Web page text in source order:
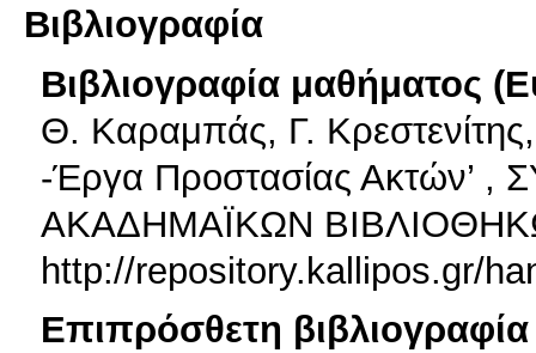
Βιβλιογραφία
Βιβλιογραφία μαθήματος
Θ. Καραμπάς, Γ.
-Έργα Προστασίας
ΑΚΑΔΗΜΑΪΚΩΝ
http://repository.kallipos.gr/
Επιπρόσθετη βιβλιογραφία